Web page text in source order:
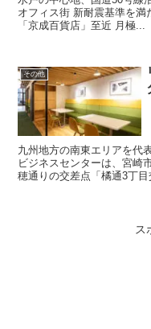
オフィス街 新耐震基準を満
「京成百貨店」至近 月極...
その他
九州地方の南東エリアを代
ビジネスセンターは、宮崎
穂通りの交差点「橘通3丁目
ス